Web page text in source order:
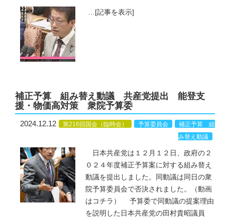
… [記事を表示]
補正予算 組み替え動議 共産党提出 能登支
援・物価高対策 衆院予算委
2024.12.12 第216回国会（臨時会） 予算委員会
補正予算 組
み替え動議
日本共産党は１２月１２日、政府の２
０２４年度補正予算案に対する組み替え
動議を提出しました。同動議は同日の衆
院予算委員会で否決されました。（動画
はコチラ） 予算委で同動議の提案理由
を説明した日本共産党の田村貴昭議員